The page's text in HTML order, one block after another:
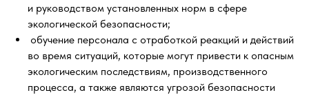
и руководством установленных норм в сфере
экологической безопасности;
обучение персонала с отработкой реакций и действий
во время ситуаций, которые могут привести к опасным
экологическим последствиям, производственного
процесса, а также являются угрозой безопасности